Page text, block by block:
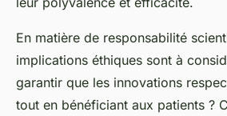
En matière de responsabilité
implications éthiques sont à
garantir que les innovations
tout en bénéficiant aux patients ?